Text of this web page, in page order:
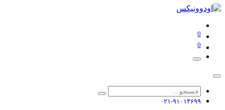
0
0
۰۲۱-۹۱۰۱۳۶۹۹